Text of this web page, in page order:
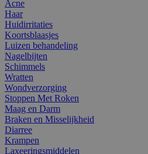
Acne
Haar
Huidirritaties
Koortsblaasjes
Luizen behandeling
Nagelbijten
Schimmels
Wratten
Wondverzorging
Stoppen Met Roken
Maag en Darm
Braken en Misselijkheid
Diarree
Krampen
Laxeeringsmiddelen